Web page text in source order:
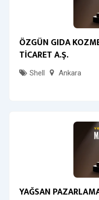
ÖZGÜN GIDA
TİCARET A.Ş.
Shell Ankara
YAĞSAN